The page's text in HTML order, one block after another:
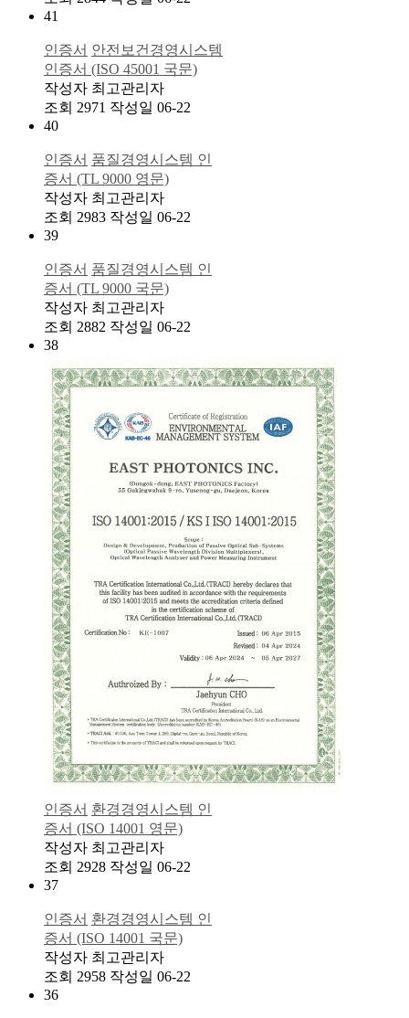
41
인증서 안전보건경영시스템
인증서 (ISO 45001 국문)
작성자 최고관리자
조회 2971 작성일 06-22
40
인증서 품질경영시스템 인
증서 (TL 9000 영문)
작성자 최고관리자
조회 2983 작성일 06-22
39
인증서 품질경영시스템 인
증서 (TL 9000 국문)
작성자 최고관리자
조회 2882 작성일 06-22
38
인증서 환경경영시스템 인
증서 (ISO 14001 영문)
작성자 최고관리자
조회 2928 작성일 06-22
37
인증서 환경경영시스템 인
증서 (ISO 14001 국문)
작성자 최고관리자
조회 2958 작성일 06-22
36